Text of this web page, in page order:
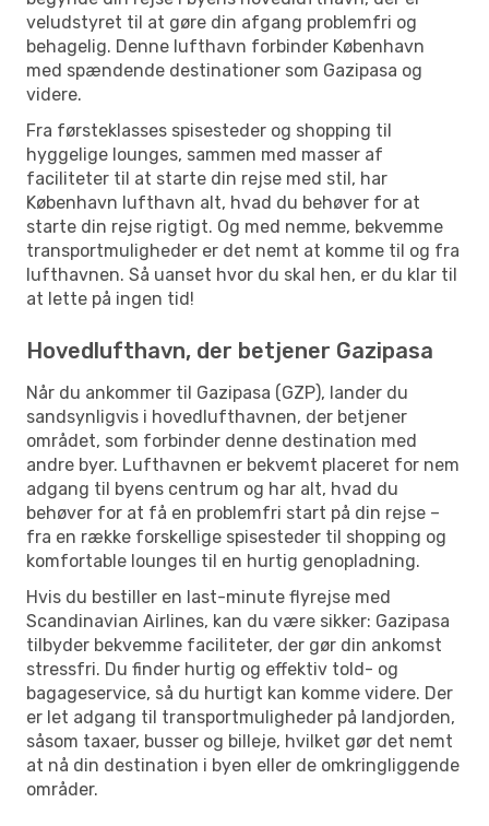
veludstyret til at gøre din afgang problemfri og
behagelig. Denne lufthavn forbinder København
med spændende destinationer som Gazipasa og
videre.
Fra førsteklasses spisesteder og shopping til
hyggelige lounges, sammen med masser af
faciliteter til at starte din rejse med stil, har
København lufthavn alt, hvad du behøver for at
starte din rejse rigtigt. Og med nemme, bekvemme
transportmuligheder er det nemt at komme til og fra
lufthavnen. Så uanset hvor du skal hen, er du klar til
at lette på ingen tid!
Hovedlufthavn, der betjener Gazipasa
Når du ankommer til Gazipasa (GZP), lander du
sandsynligvis i hovedlufthavnen, der betjener
området, som forbinder denne destination med
andre byer. Lufthavnen er bekvemt placeret for nem
adgang til byens centrum og har alt, hvad du
behøver for at få en problemfri start på din rejse –
fra en række forskellige spisesteder til shopping og
komfortable lounges til en hurtig genopladning.
Hvis du bestiller en last-minute flyrejse med
Scandinavian Airlines, kan du være sikker: Gazipasa
tilbyder bekvemme faciliteter, der gør din ankomst
stressfri. Du finder hurtig og effektiv told- og
bagageservice, så du hurtigt kan komme videre. Der
er let adgang til transportmuligheder på landjorden,
såsom taxaer, busser og billeje, hvilket gør det nemt
at nå din destination i byen eller de omkringliggende
områder.